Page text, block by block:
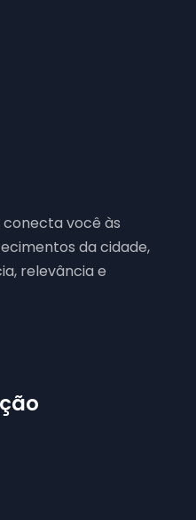
conecta você às
da cidade,
relevância e